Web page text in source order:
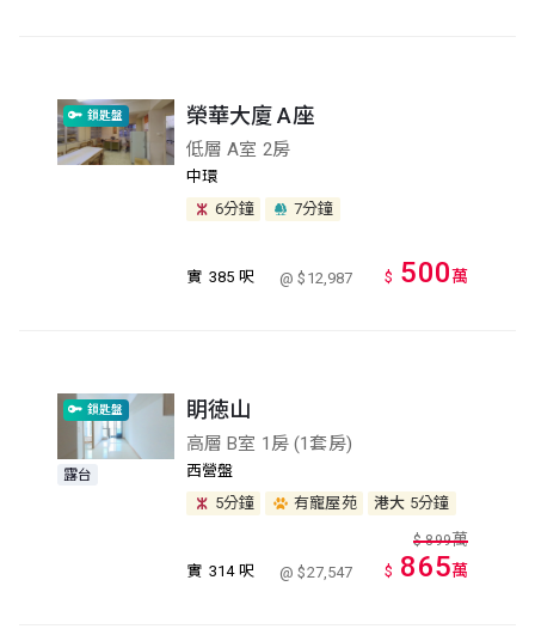
鎖匙盤 榮華大廈 A座
低層 A室 2房
中環
6分鐘
7分鐘
實 385 呎 @ $12,987 $ 500萬
鎖匙盤
露台
眀徳山
高層 B室 1房 (1套房)
西營盤
5分鐘
有寵屋苑 港大 5分鐘
實 314 呎 @ $27,547
$ 899萬
$ 865萬